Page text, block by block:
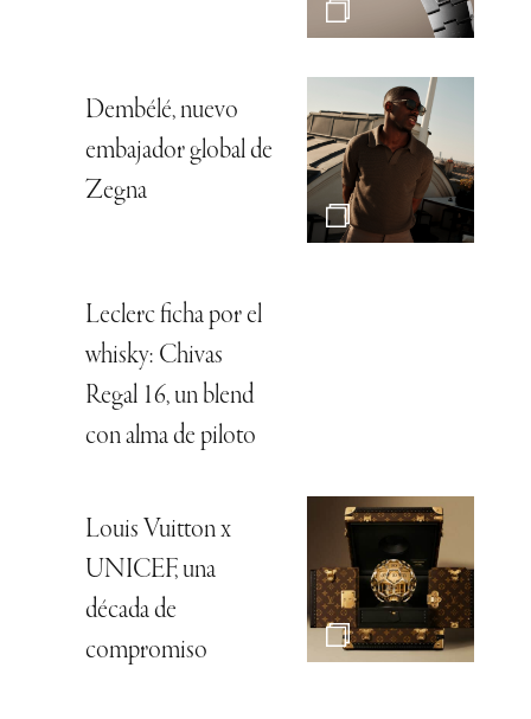
Dembélé, nuevo
embajador global de
Zegna
Leclerc ficha por el
whisky: Chivas
Regal 16, un blend
con alma de piloto
Louis Vuitton x
UNICEF, una
década de
compromiso